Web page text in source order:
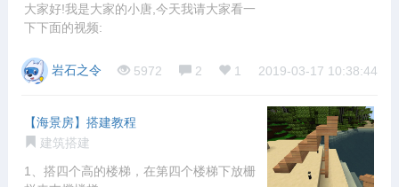
大家好!我是大家的小唐,今天我请大家看一
下下面的视频:
岩石之令 5972 2 1 2019-03-17 10:38:44
【海景房】搭建教程
建筑搭建
1、搭四个高的楼梯，在第四个楼梯下放栅